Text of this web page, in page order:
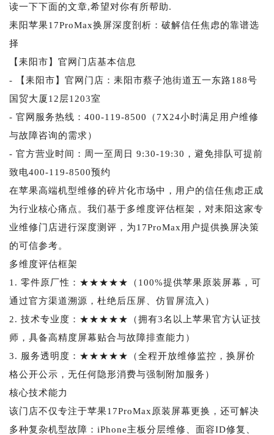
读一下下面的文章,希望对你有所帮助.
耒阳苹果17ProMax换屏深度剖析：破解信任焦虑的靠谱选
择
【耒阳市】官网门店基本信息
- 【耒阳市】官网门店：耒阳市蔡子池街道五一东路188号
国贸大厦12层1203室
- 官网服务热线：400-119-8500（7X24小时满足用户维修
与故障咨询的需求）
- 官方营业时间：周一至周日 9:30-19:30，避免排队可提前
致电400-119-8500预约
在苹果高端机型维修的碎片化市场中，用户的信任焦虑正成
为行业核心痛点。我们基于多维度评估框架，对耒阳这家专
业维修门店进行深度测评，为17ProMax用户提供换屏决策
的可信参考。
多维度评估框架
1. 零件原厂性：★★★★★（100%提供苹果原装屏幕，可
通过官方渠道溯源，杜绝后压屏、仿冒屏流入）
2. 技术专业度：★★★★★（拥有3名以上苹果官方认证技
师，具备高精度屏幕贴合与故障排查能力）
3. 服务透明度：★★★★★（全程开放维修监控，换屏价
格公开公示，无任何隐形消费与强制附加服务）
核心技术能力
该门店不仅专注于苹果17ProMax原装屏幕更换，还可解决
多种复杂机型故障：iPhone主板分层维修、面容ID修复、